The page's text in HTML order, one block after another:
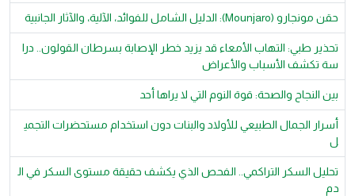
حقن مونجارو (Mounjaro): الدليل الشامل للفوائد، الآلية، والآثار الجانبية
تحذير طبي: التهاب الأمعاء قد يزيد خطر الإصابة بسرطان القولون.. درا
سة تكشف الأسباب والأعراض
بين النجاح والصحة: قوة النوم التي لا يراها أحد
أسرار الجمال الطبيعي للأولاد والبنات دون استخدام مستحضرات التجمي
ل
تحليل السكر التراكمي.. الفحص الذي يكشف حقيقة مستوى السكر في ال
دم